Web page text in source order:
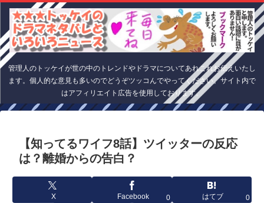
管理人のトッケイが世の中のトレンドやドラマについてあれこれお伝えいたし
ます。個人的な意見も多いのでどうぞツッコんでやってください。サイト内で
はアフィリエイト広告を使用しております。
【知ってるワイフ8話】ツイッターの反応
は？離婚からの告白？
X Facebook 0 はてブ 0